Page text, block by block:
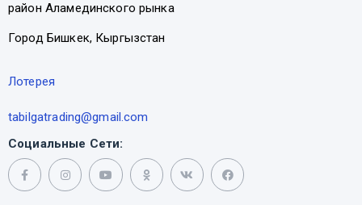
район Аламединского рынка
Город Бишкек, Кыргызстан
Лотерея
tabilgatrading@gmail.com
Социальные Сети: